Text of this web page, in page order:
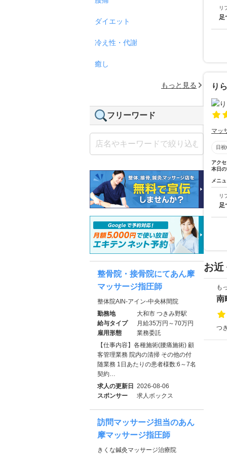
リ
足
り
マッ
日
アク
本日
メニ
リ
足
お近
も
南
つ
ダイエット
冷え性・代謝
癒し
もっと見る
フリーワード
整骨院・接骨院にてあん摩
マッサージ指圧師
整体院AIN-アイン-中央林間院
勤務地
大和市 つきみ野駅
給与タイプ
月給35万円～70万円
雇用形態
業務委託
【仕事内容】各種施術(腰痛施術) 顧
客管理業務 院内の清掃 その他の付
随業務 1日あたりの患者様数:6～7名
契約…
求人の更新日 2026-08-06
スポンサー
求人ボックス
訪問マッサージ担当のあん
摩マッサージ指圧師
きくな鍼灸マッサージ治療院